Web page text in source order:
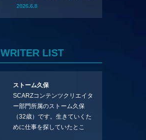
名を含むYear 4のライン
2026.6.8
WRITER LIST
ストーム久保
SCARZコンテンツクリエイタ
ー部門所属のストーム久保
（32歳）です。生きていくた
めに仕事を探していたとこ